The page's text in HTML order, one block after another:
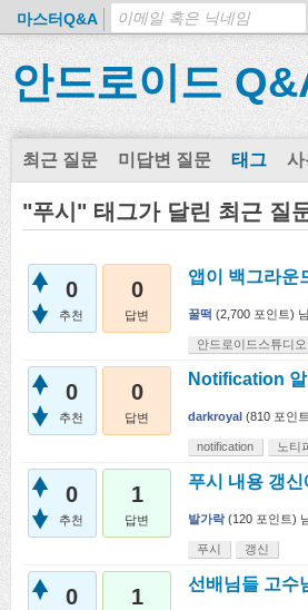
마스터Q&A
안드로이드
최근 질문 미답변 질문 태그 사
"푸시" 태그가 달린 최근 질
0
추천
0
답변
앱이 백그라운
꿀떡 (2,700 포인트)
안드로이드스튜디오
0
추천
0
답변
Notification
darkroyal (810 포인
notification 노티
0
추천
1
답변
푸시 내용 갱
발가락 (120 포인트)
푸시 갱신
0 1
선배님들 고수